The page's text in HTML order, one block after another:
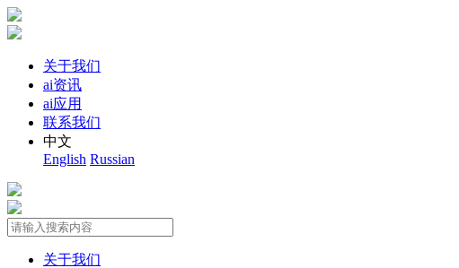
关于我们
ai资讯
ai应用
联系我们
中文
English Russian
关于我们